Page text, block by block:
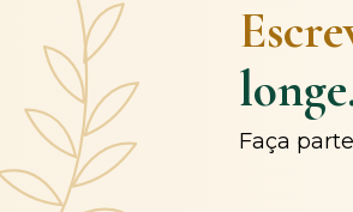
Faça